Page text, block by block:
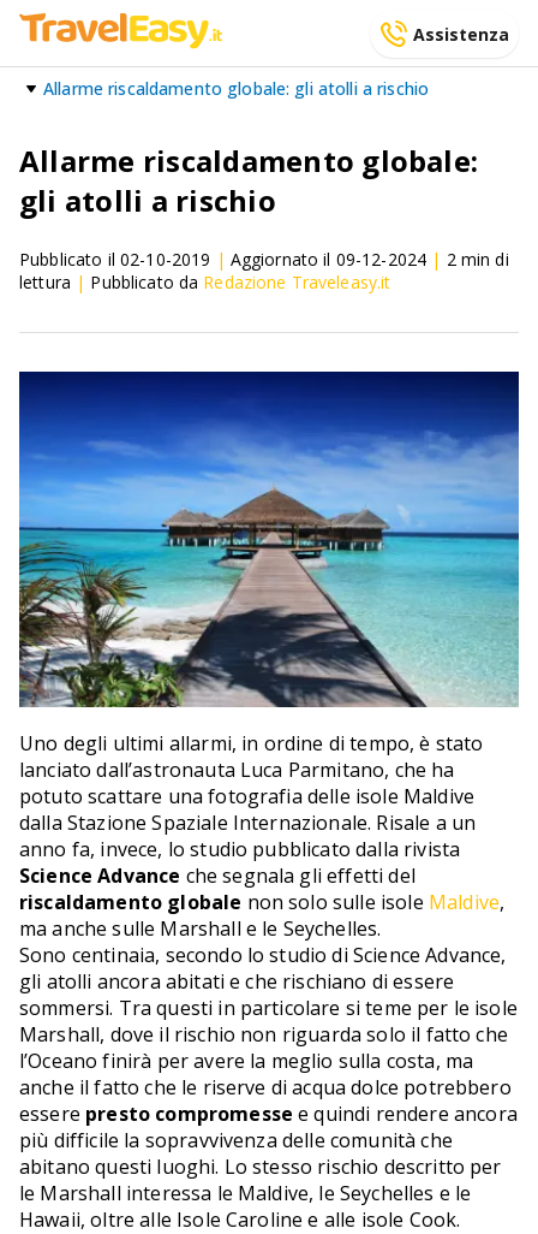
Assistenza
Allarme riscaldamento globale: gli atolli a rischio
Allarme riscaldamento globale:
gli atolli a rischio
Pubblicato il 02-10-2019 | Aggiornato il 09-12-2024 | 2min di
lettura | Pubblicato da Redazione Traveleasy.it
Uno degli ultimi allarmi, in ordine di tempo, è stato
lanciato dall’astronauta Luca Parmitano, che ha
potuto scattare una fotografia delle isole Maldive
dalla Stazione Spaziale Internazionale. Risale a un
anno fa, invece, lo studio pubblicato dalla rivista
Science Advance che segnala gli effetti del
riscaldamento globale non solo sulle isole Maldive,
ma anche sulle Marshall e le Seychelles.
Sono centinaia, secondo lo studio di Science Advance,
gli atolli ancora abitati e che rischiano di essere
sommersi. Tra questi in particolare si teme per le isole
Marshall, dove il rischio non riguarda solo il fatto che
l’Oceano finirà per avere la meglio sulla costa, ma
anche il fatto che le riserve di acqua dolce potrebbero
essere presto compromesse e quindi rendere ancora
più difficile la sopravvivenza delle comunità che
abitano questi luoghi. Lo stesso rischio descritto per
le Marshall interessa le Maldive, le Seychelles e le
Hawaii, oltre alle Isole Caroline e alle isole Cook.